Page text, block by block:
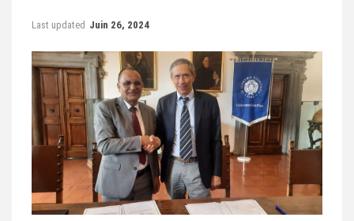
Last updated Juin 26, 2024